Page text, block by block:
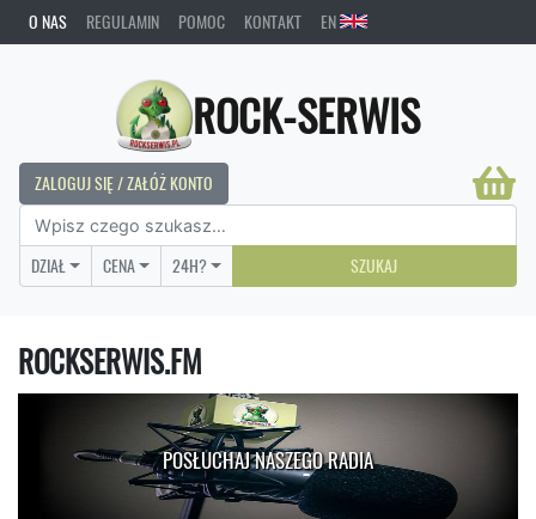
O NAS REGULAMIN POMOC KONTAKT EN
ROCK-SERWIS
ZALOGUJ SIĘ / ZAŁÓŻ KONTO
DZIAŁ CENA 24H? SZUKAJ
ROCKSERWIS.FM
POSŁUCHAJ NASZEGO RADIA